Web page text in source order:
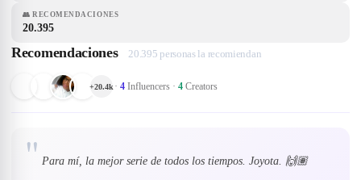
👥 RECOMENDACIONES
20.395
Recomendaciones 20.395 personas la recomiendan
+20.4k · 4 Influencers · 4 Creators
" Para mí, la mejor serie de todos los tiempos. Joyota. 🙌🏽